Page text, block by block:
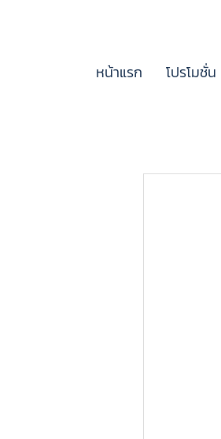
หน้าแรก โปรโมชั่น